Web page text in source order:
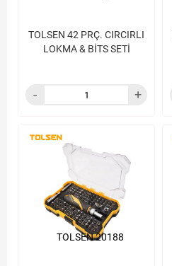
TOLSEN 42 PRÇ. CIRCIRLI
LOKMA & BİTS SETİ
TOLSEN 20188